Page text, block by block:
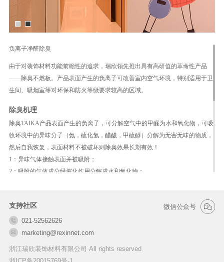
负离子净醛除臭
由于对装饰材料功能前瞻性的追求，瑞欣领先推出具有高研值的革命性产品
——除臭不燃板。产品表面产生的负离子可改善室内空气环境，特别适用于卫
生间、吸烟室等对环保和防火等级要求较高的区域。
除臭机理
除臭TAIKA产品表面产生的负离子，可分解空气中的甲醛为水和氧化物，可吸
收环境中的异味分子（氨，硫化氢，醋酸，甲硫醇）分解为无害无味的物质，
然后自我恢复，表面材料不被破坏则除臭效果长期有效！
1：异味气体接触表面并被吸附；
2：吸附的气体成分经催化作用分解成水和氧化物；
净醛除臭（符合QB/T 2761-2006检验）
抗菌 （符合JIS Z 2801:2012标准）
A级不燃 （符合GB 8624-2012型式检验）
E0级低甲醛（符合GB/T 7911-2013 检验）
021-52562626
marketing@rexinnet.com
支持社区
浙江瑞欣装饰材料有限公司 All rights reserved
微信公众号